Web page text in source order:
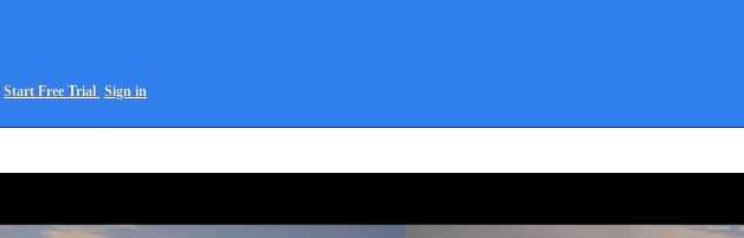
Start Free Trial Sign in